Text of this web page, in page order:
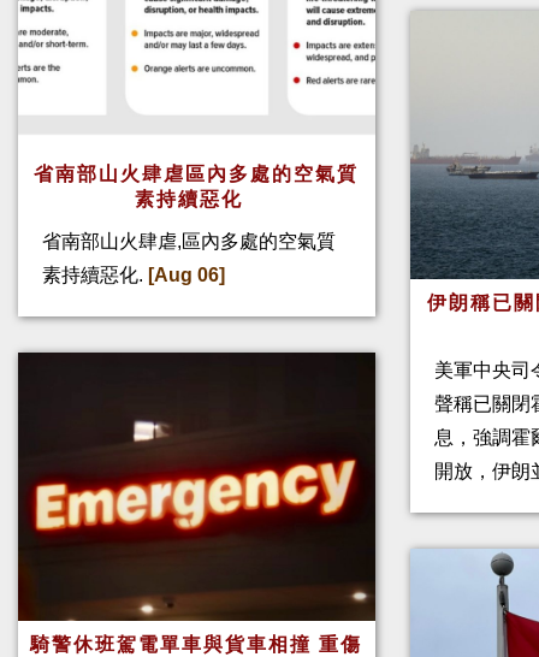
省南部山火肆虐區內多處的空氣質
素持續惡化
省南部山火肆虐,區內多處的空氣質
素持續惡化. [Aug 06]
騎警休班駕電單車與貨車相撞 重傷
伊朗稱已
美軍中央司
聲稱已關閉
息，強調霍
開放，伊